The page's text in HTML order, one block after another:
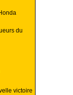
du
victoire